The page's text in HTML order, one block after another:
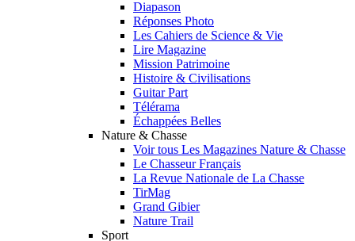
Diapason
Réponses Photo
Les Cahiers de Science & Vie
Lire Magazine
Mission Patrimoine
Histoire & Civilisations
Guitar Part
Télérama
Échappées Belles
Nature & Chasse
Voir tous Les Magazines Nature & Chasse
Le Chasseur Français
La Revue Nationale de La Chasse
TirMag
Grand Gibier
Nature Trail
Sport